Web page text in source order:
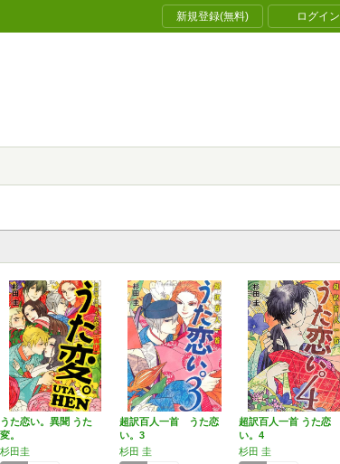
新規登録(無料) ログイン
うた恋い。異聞 うた
変。
杉田圭
超訳百人一首 うた恋
い。3
杉田 圭
超訳百人一首 うた恋
い。4
杉田 圭